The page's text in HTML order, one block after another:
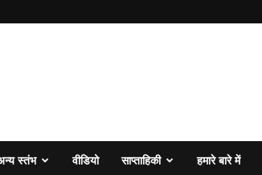
स्तंभ वीडियो साप्ताहिकी हमारे बारे में